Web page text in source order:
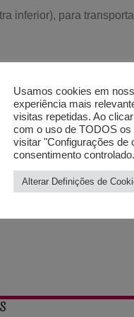
inferior), para
Usamos cookies em
experiência mais
visitas repetidas. Ao
com o uso de TODOS
visitar "Configurações de
consentimento controlado.
Alterar Definições de